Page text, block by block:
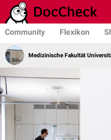
Community Flexikon
Medizinische Fakultät